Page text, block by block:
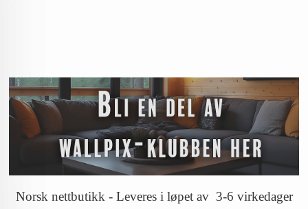
Norsk nettbutikk - Leveres i løpet av 3-6 virkedager